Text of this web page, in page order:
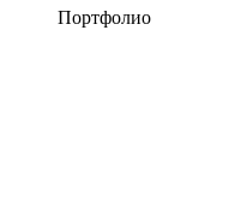
Портфолио